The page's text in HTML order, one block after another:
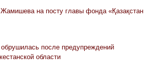
на посту главы фонда «Қазақстан
после предупреждений
области